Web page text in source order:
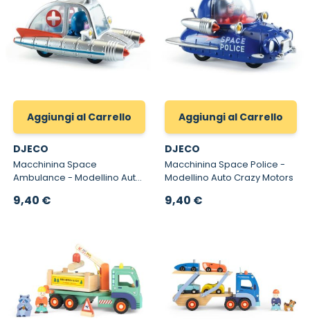
Aggiungi al Carrello
DJECO
Macchinina Space
Ambulance - Modellino Auto
9,40 €
Aggiungi al Carrello
DJECO
Macchinina Space Police -
Modellino Auto Crazy Motors
9,40 €